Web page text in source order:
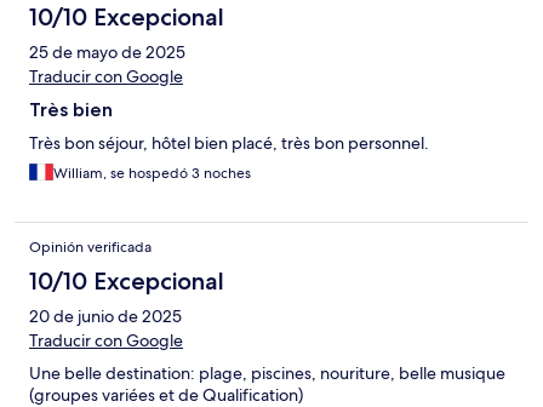
10/10 Excepcional
25 de mayo de 2025
Traducir con Google
Très bien
Très bon séjour, hôtel bien placé, très bon personnel.
William, se hospedó 3 noches
Opinión verificada
10/10 Excepcional
20 de junio de 2025
Traducir con Google
Une belle destination: plage, piscines, nouriture, belle musique
(groupes variées et de Qualification)